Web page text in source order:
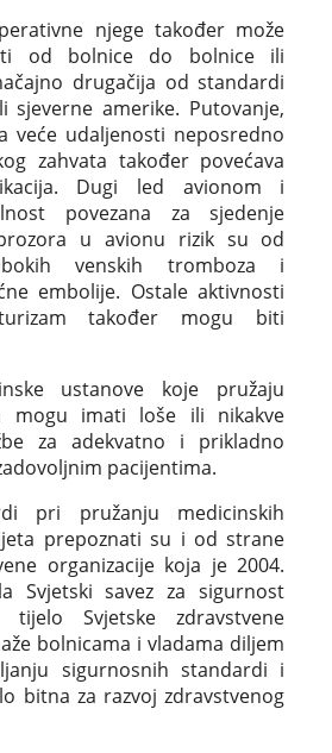
njege također može
od bolnice do bolnice ili
drugačija od standardi
sjeverne amerike. Putovanje,
veće udaljenosti neposredno
zahvata također povećava
Dugi led avionom i
povezana za sjedenje
u avionu rizik su od
venskih tromboza i
embolije. Ostale aktivnosti
također mogu biti
ustanove koje pružaju
mogu imati loše ili nikakve
za adekvatno i prikladno
pacijentima.
pri pružanju medicinskih
prepoznati su i od strane
organizacije koja je 2004.
Svjetski savez za sigurnost
tijelo Svjetske zdravstvene
bolnicama i vladama diljem
sigurnosnih standardi i
bitna za razvoj zdravstvenog